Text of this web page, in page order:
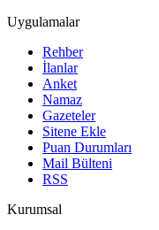
Uygulamalar
Rehber
İlanlar
Anket
Namaz
Gazeteler
Sitene Ekle
Puan Durumları
Mail Bülteni
RSS
Kurumsal